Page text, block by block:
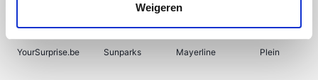
Weigeren
YourSurprise.be Sunparks Mayerline Plein